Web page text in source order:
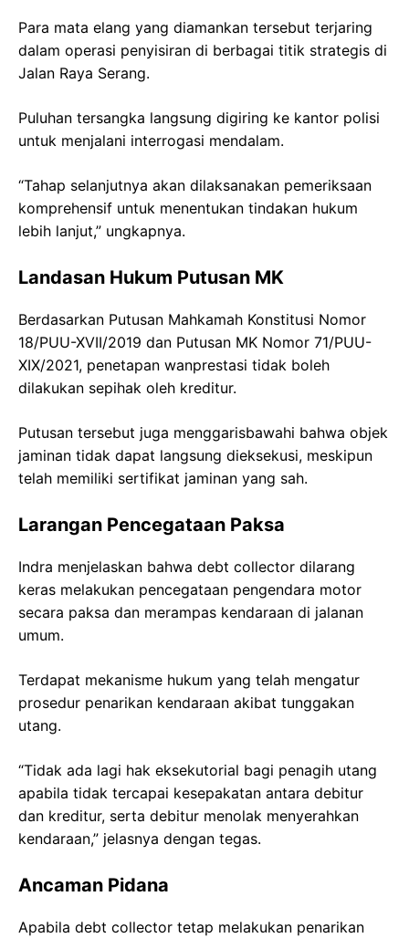
Para mata elang yang diamankan tersebut terjaring
dalam operasi penyisiran di berbagai titik strategis di
Jalan Raya Serang.
Puluhan tersangka langsung digiring ke kantor polisi
untuk menjalani interrogasi mendalam.
“Tahap selanjutnya akan dilaksanakan pemeriksaan
komprehensif untuk menentukan tindakan hukum
lebih lanjut,” ungkapnya.
Landasan Hukum Putusan MK
Berdasarkan Putusan Mahkamah Konstitusi Nomor
18/PUU-XVII/2019 dan Putusan MK Nomor 71/PUU-
XIX/2021, penetapan wanprestasi tidak boleh
dilakukan sepihak oleh kreditur.
Putusan tersebut juga menggarisbawahi bahwa objek
jaminan tidak dapat langsung dieksekusi, meskipun
telah memiliki sertifikat jaminan yang sah.
Larangan Pencegataan Paksa
Indra menjelaskan bahwa debt collector dilarang
keras melakukan pencegataan pengendara motor
secara paksa dan merampas kendaraan di jalanan
umum.
Terdapat mekanisme hukum yang telah mengatur
prosedur penarikan kendaraan akibat tunggakan
utang.
“Tidak ada lagi hak eksekutorial bagi penagih utang
apabila tidak tercapai kesepakatan antara debitur
dan kreditur, serta debitur menolak menyerahkan
kendaraan,” jelasnya dengan tegas.
Ancaman Pidana
Apabila debt collector tetap melakukan penarikan